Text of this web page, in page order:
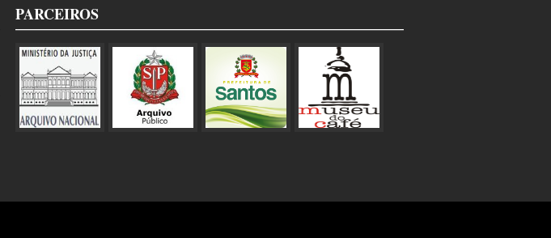
PARCEIROS